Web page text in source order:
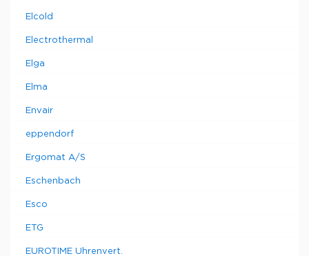
Elcold
Electrothermal
Elga
Elma
Envair
eppendorf
Ergomat A/S
Eschenbach
Esco
ETG
EUROTIME Uhrenvert.